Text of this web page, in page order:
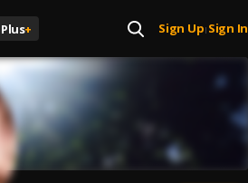
+ Sign Up| Sign In